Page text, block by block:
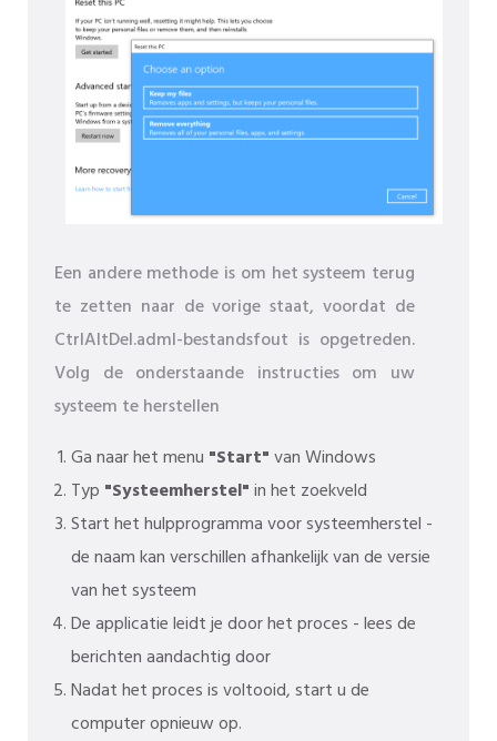
Een andere methode is om het systeem terug
te zetten naar de vorige staat, voordat de
CtrlAltDel.adml-bestandsfout is opgetreden.
Volg de onderstaande instructies om uw
systeem te herstellen
Ga naar het menu "Start"van Windows
Typ "Systeemherstel"in het zoekveld
Start het hulpprogramma voor systeemherstel -
de naam kan verschillen afhankelijk van de versie
van het systeem
De applicatie leidt je door het proces - lees de
berichten aandachtig door
Nadat het proces is voltooid, start u de
computer opnieuw op.